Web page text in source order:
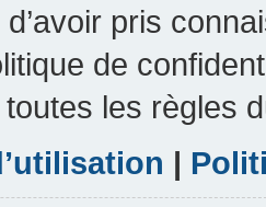
pris
de
les règles
|